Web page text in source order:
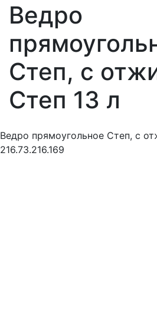
Ведро
Степ, c
Степ 13 л
Ведро прямоугольное Степ, c
216.73.216.169